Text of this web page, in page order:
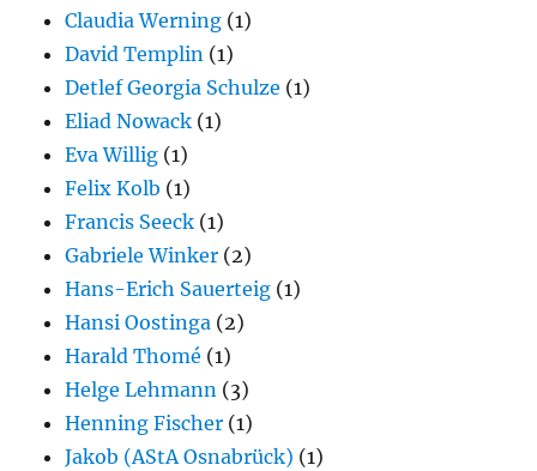
Claudia Werning (1)
David Templin (1)
Detlef Georgia Schulze (1)
Eliad Nowack (1)
Eva Willig (1)
Felix Kolb (1)
Francis Seeck (1)
Gabriele Winker (2)
Hans-Erich Sauerteig (1)
Hansi Oostinga (2)
Harald Thomé (1)
Helge Lehmann (3)
Henning Fischer (1)
Jakob (AStA Osnabrück) (1)